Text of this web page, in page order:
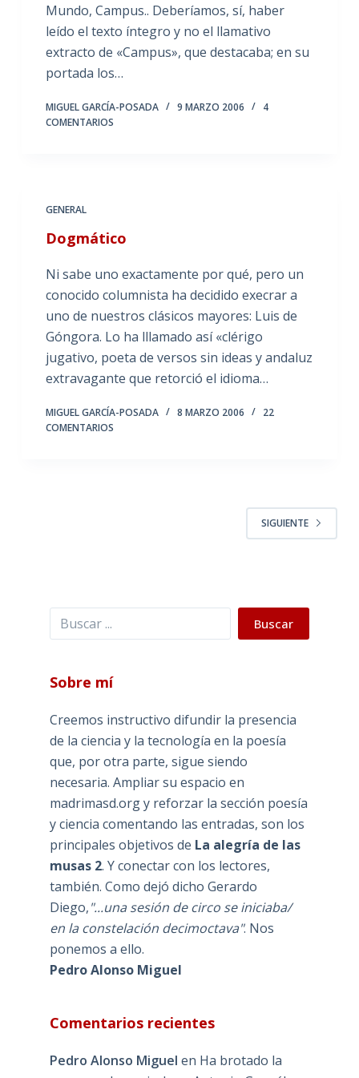
Mundo, Campus.. Deberíamos, sí, haber
leído el texto íntegro y no el llamativo
extracto de «Campus», que destacaba; en su
portada los…
MIGUEL GARCÍA-POSADA 9 MARZO 2006
4
COMENTARIOS
GENERAL
Dogmático
Ni sabe uno exactamente por qué, pero un
conocido columnista ha decidido execrar a
uno de nuestros clásicos mayores: Luis de
Góngora. Lo ha lllamado así «clérigo
jugativo, poeta de versos sin ideas y andaluz
extravagante que retorció el idioma…
MIGUEL GARCÍA-POSADA 8 MARZO 2006
22
COMENTARIOS
SIGUIENTE
Buscar Buscar
Sobre mí
Creemos instructivo difundir la presencia
de la ciencia y la tecnología en la poesía
que, por otra parte, sigue siendo
necesaria. Ampliar su espacio en
madrimasd.org y reforzar la sección poesía
y ciencia comentando las entradas, son los
principales objetivos de La alegría de las
musas 2. Y conectar con los lectores,
también. Como dejó dicho Gerardo
Diego,"...una sesión de circo se iniciaba/
en la constelación decimoctava". Nos
ponemos a ello.
Pedro Alonso Miguel
Comentarios recientes
Pedro Alonso Miguel en Ha brotado la